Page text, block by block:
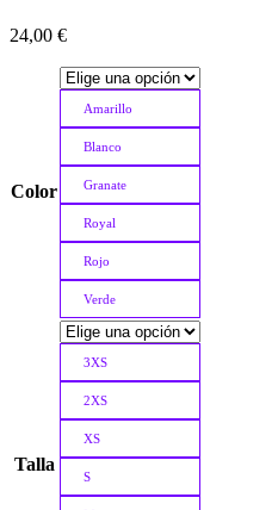
24,00 €
Color
Amarillo
Blanco
Granate
Royal
Rojo
Verde
Talla
3XS
2XS
XS
S